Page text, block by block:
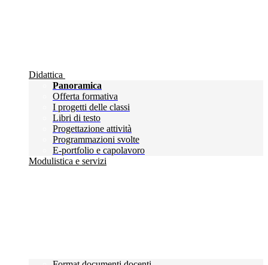
Didattica
Panoramica
Offerta formativa
I progetti delle classi
Libri di testo
Progettazione attività
Programmazioni svolte
E-portfolio e capolavoro
Modulistica e servizi